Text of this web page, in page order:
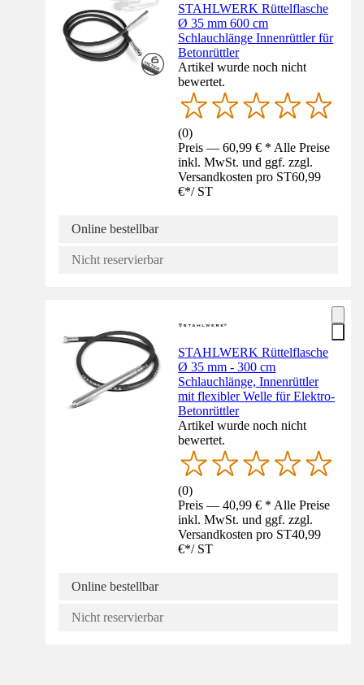
STAHLWERK Rüttelflasche
Ø 35 mm 600 cm
Schlauchlänge Innenrüttler für
Betonrüttler
Artikel wurde noch nicht
bewertet.
(0)
Preis — 60,99 € * Alle Preise
inkl. MwSt. und ggf. zzgl.
Versandkosten pro ST60,99
€*/ ST
Online bestellbar
Nicht reservierbar
STAHLWERK Rüttelflasche
Ø 35 mm - 300 cm
Schlauchlänge, Innenrüttler
mit flexibler Welle für Elektro-
Betonrüttler
Artikel wurde noch nicht
bewertet.
(0)
Preis — 40,99 € * Alle Preise
inkl. MwSt. und ggf. zzgl.
Versandkosten pro ST40,99
€*/ ST
Online bestellbar
Nicht reservierbar